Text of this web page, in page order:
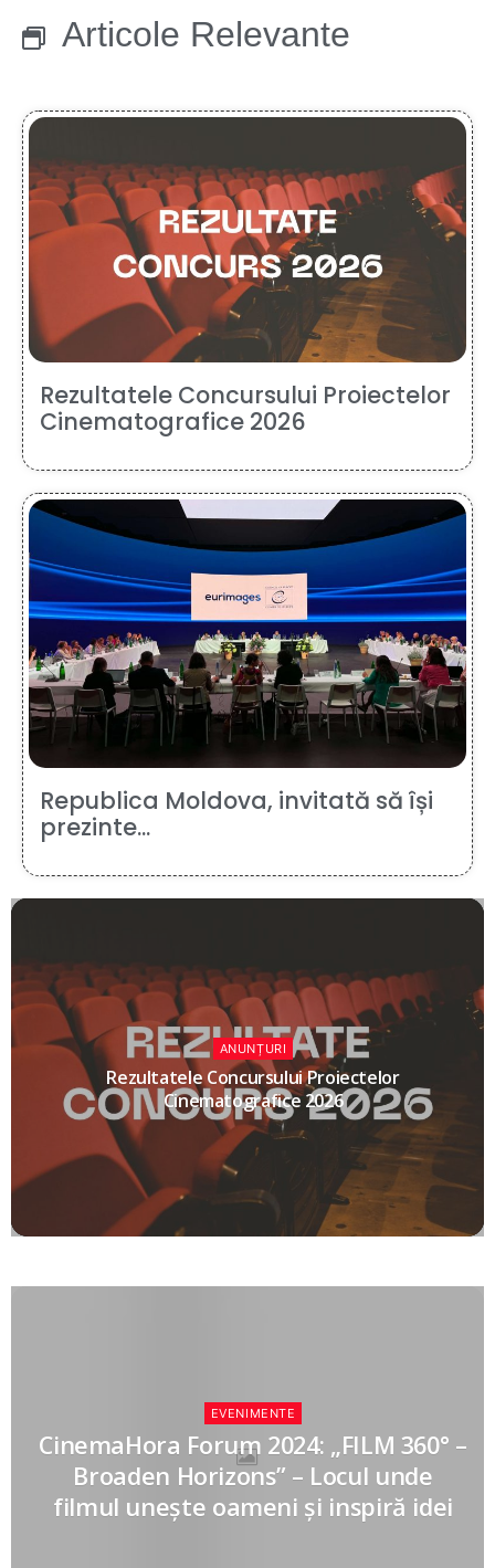
Articole Relevante
Rezultatele Concursului Proiectelor
Cinematografice 2026
Republica Moldova, invitată să își
prezinte...
ANUNȚURI
Rezultatele Concursului Proiectelor
Cinematografice 2026
EVENIMENTE
CinemaHora Forum 2024: „FILM 360° –
Broaden Horizons” – Locul unde
filmul unește oameni și inspiră idei